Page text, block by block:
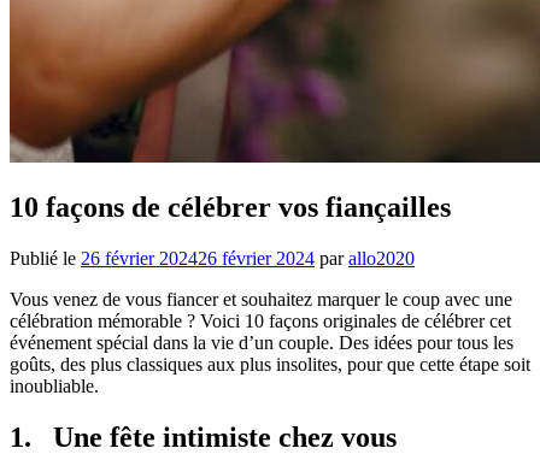
10 façons de célébrer vos fiançailles
Publié le 26 février 202426 février 2024 parallo2020
Vous venez de vous fiancer et souhaitez marquer le coup avec une
célébration mémorable ? Voici 10 façons originales de célébrer cet
événement spécial dans la vie d’un couple. Des idées pour tous les
goûts, des plus classiques aux plus insolites, pour que cette étape soit
inoubliable.
1. Une fête intimiste chez vous